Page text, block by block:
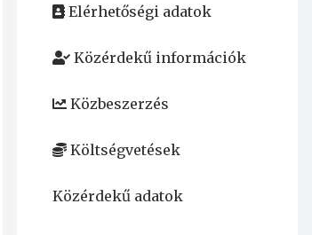
Elérhetőségi adatok
Közérdekű információk
Közbeszerzés
Költségvetések
Közérdekű adatok